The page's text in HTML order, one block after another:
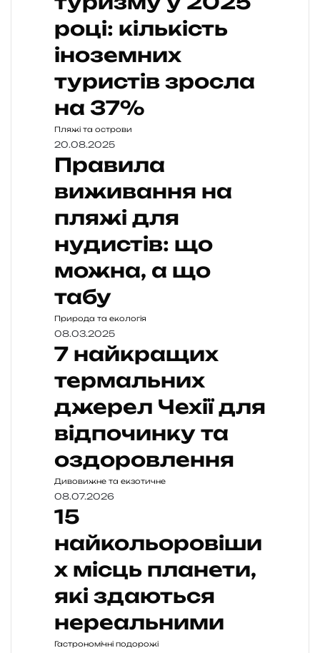
році: кількість
іноземних
туристів зросла
на 37%
Пляжі та острови
20.08.2025
Правила
виживання на
пляжі для
нудистів: що
можна, а що
табу
Природа та екологія
08.03.2025
7 найкращих
термальних
джерел Чехії для
відпочинку та
оздоровлення
Дивовижне та екзотичне
08.07.2026
15
найкольоровіши
х місць планети,
які здаються
нереальними
Гастрономічні подорожі